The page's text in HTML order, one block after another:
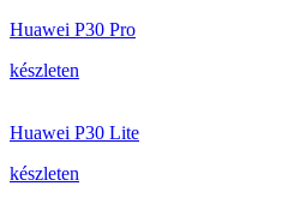
Huawei P30 Pro
készleten
Huawei P30 Lite
készleten